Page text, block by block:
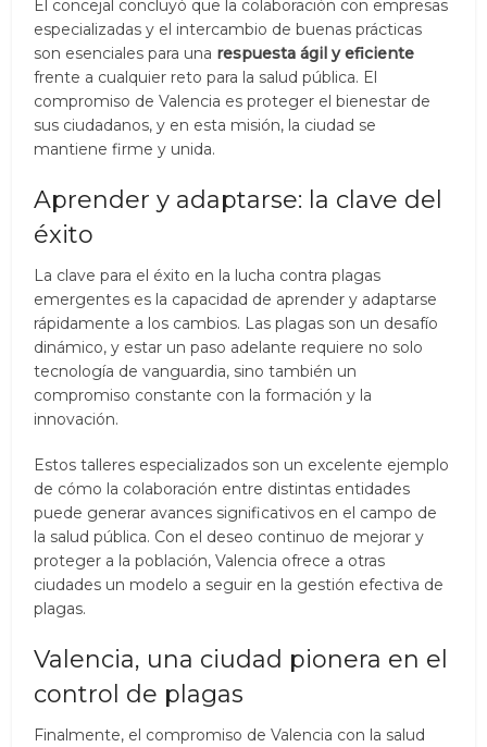
El concejal concluyó que la colaboración con empresas
especializadas y el intercambio de buenas prácticas
son esenciales para una respuesta ágil y eficiente
frente a cualquier reto para la salud pública. El
compromiso de Valencia es proteger el bienestar de
sus ciudadanos, y en esta misión, la ciudad se
mantiene firme y unida.
Aprender y adaptarse: la clave del
éxito
La clave para el éxito en la lucha contra plagas
emergentes es la capacidad de aprender y adaptarse
rápidamente a los cambios. Las plagas son un desafío
dinámico, y estar un paso adelante requiere no solo
tecnología de vanguardia, sino también un
compromiso constante con la formación y la
innovación.
Estos talleres especializados son un excelente ejemplo
de cómo la colaboración entre distintas entidades
puede generar avances significativos en el campo de
la salud pública. Con el deseo continuo de mejorar y
proteger a la población, Valencia ofrece a otras
ciudades un modelo a seguir en la gestión efectiva de
plagas.
Valencia, una ciudad pionera en el
control de plagas
Finalmente, el compromiso de Valencia con la salud